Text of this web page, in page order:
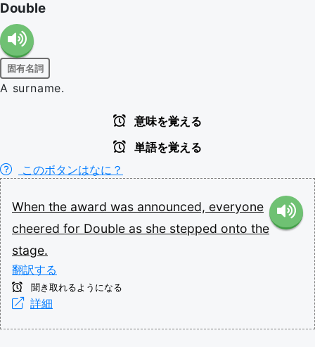
Double
固有名詞
A surname.
意味を覚える
単語を覚える
このボタンはなに？
When the award was announced, everyone
cheered for Double as she stepped onto the
stage.
翻訳する
聞き取れるようになる
詳細